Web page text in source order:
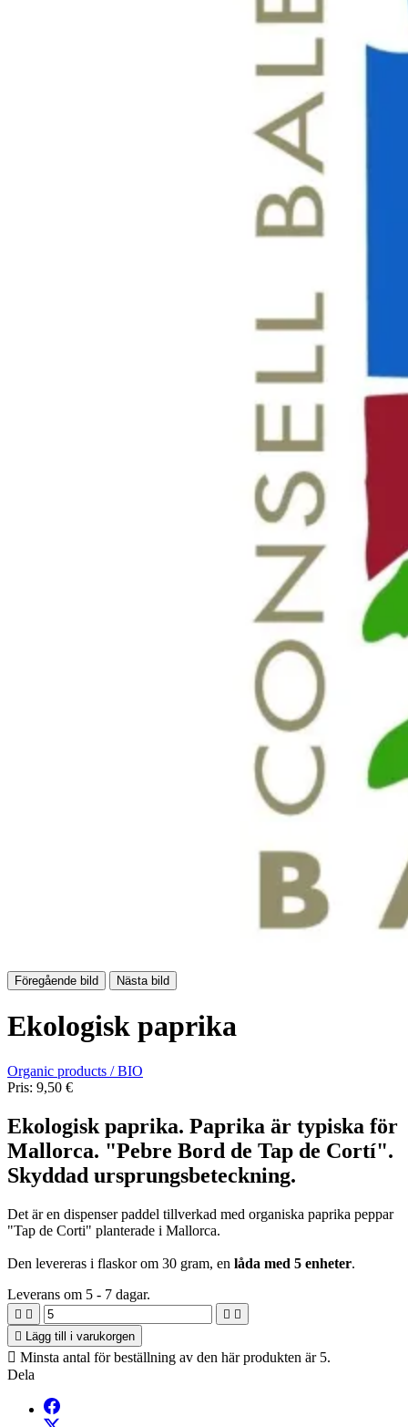
Föregående bild Nästa bild
Ekologisk paprika
Organic products / BIO
Pris: 9,50 €
Ekologisk paprika. Paprika är typiska för
Mallorca. "Pebre Bord de Tap de Cortí".
Skyddad ursprungsbeteckning.
Det är en dispenser paddel tillverkad med organiska paprika peppar
"Tap de Corti" planterade i Mallorca.
Den levereras i flaskor om 30 gram, en låda med 5 enheter.
Leverans om 5 - 7 dagar.
   
 Lägg till i varukorgen
 Minsta antal för beställning av den här produkten är 5.
Dela